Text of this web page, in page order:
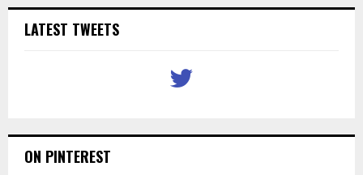
LATEST TWEETS
ON PINTEREST